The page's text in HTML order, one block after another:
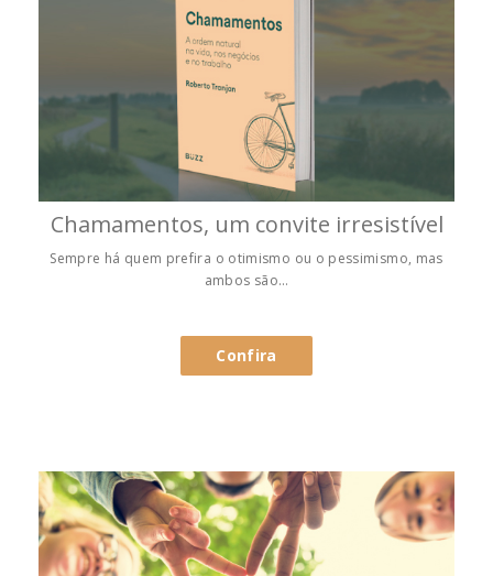
Chamamentos, um convite irresistível
Sempre há quem prefira o otimismo ou o pessimismo, mas
ambos são…
Confira